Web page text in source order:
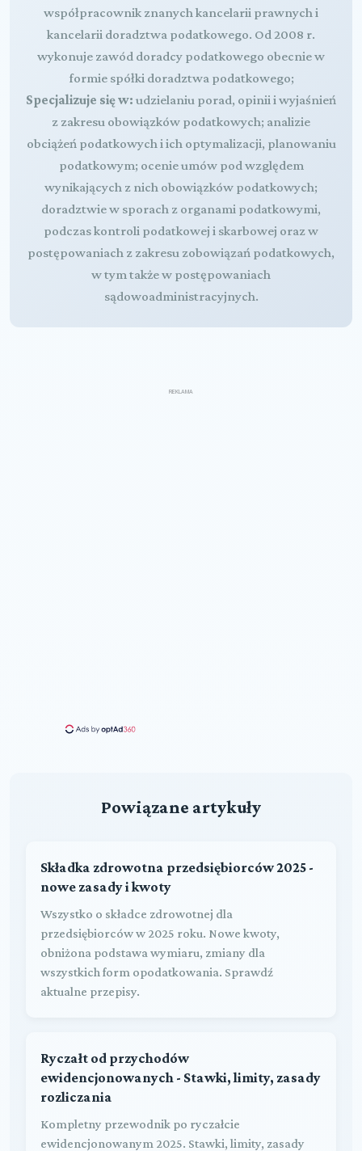
współpracownik znanych kancelarii prawnych i
kancelarii doradztwa podatkowego. Od 2008 r.
wykonuje zawód doradcy podatkowego obecnie w
formie spółki doradztwa podatkowego;
Specjalizuje się w: udzielaniu porad, opinii i wyjaśnień
z zakresu obowiązków podatkowych; analizie
obciążeń podatkowych i ich optymalizacji, planowaniu
podatkowym; ocenie umów pod względem
wynikających z nich obowiązków podatkowych;
doradztwie w sporach z organami podatkowymi,
podczas kontroli podatkowej i skarbowej oraz w
postępowaniach z zakresu zobowiązań podatkowych,
w tym także w postępowaniach
sądowoadministracyjnych.
REKLAMA
Powiązane artykuły
Składka zdrowotna przedsiębiorców 2025 -
nowe zasady i kwoty
Wszystko o składce zdrowotnej dla
przedsiębiorców w 2025 roku. Nowe kwoty,
obniżona podstawa wymiaru, zmiany dla
wszystkich form opodatkowania. Sprawdź
aktualne przepisy.
Ryczałt od przychodów
ewidencjonowanych - Stawki, limity, zasady
rozliczania
Kompletny przewodnik po ryczałcie
ewidencjonowanym 2025. Stawki, limity, zasady